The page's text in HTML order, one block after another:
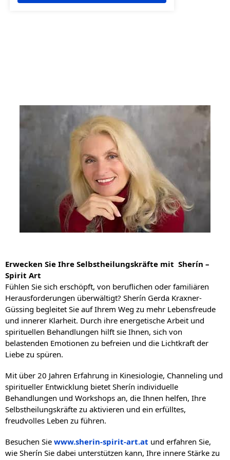
Erwecken Sie Ihre Selbstheilungskräfte mit Sherín –
Spirit Art
Fühlen Sie sich erschöpft, von beruflichen oder familiären
Herausforderungen überwältigt? Sherín Gerda Kraxner-
Güssing begleitet Sie auf Ihrem Weg zu mehr Lebensfreude
und innerer Klarheit. Durch ihre energetische Arbeit und
spirituellen Behandlungen hilft sie Ihnen, sich von
belastenden Emotionen zu befreien und die Lichtkraft der
Liebe zu spüren.
Mit über 20 Jahren Erfahrung in Kinesiologie, Channeling und
spiritueller Entwicklung bietet Sherín individuelle
Behandlungen und Workshops an, die Ihnen helfen, Ihre
Selbstheilungskräfte zu aktivieren und ein erfülltes,
freudvolles Leben zu führen.
Besuchen Sie www.sherin-spirit-art.at und erfahren Sie,
wie Sherín Sie dabei unterstützen kann, Ihre innere Stärke zu